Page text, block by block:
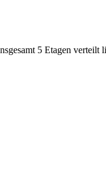
5 Etagen verteilt